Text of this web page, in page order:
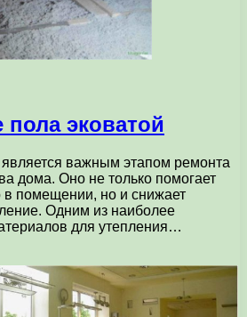
пола эковатой
важным этапом ремонта
дома. Оно не только помогает
в помещении, но и снижает
Одним из наиболее
для утепления…